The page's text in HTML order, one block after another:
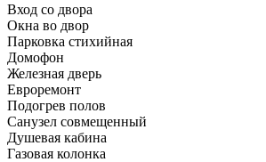
Вход со двора
Окна во двор
Парковка стихийная
Домофон
Железная дверь
Евроремонт
Подогрев полов
Санузел совмещенный
Душевая кабина
Газовая колонка